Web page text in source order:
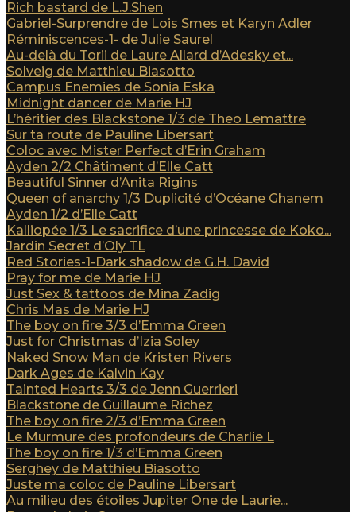
Rich bastard de L.J.Shen
Gabriel-Surprendre de Lois Smes et Karyn Adler
Réminiscences-1- de Julie Saurel
Au-delà du Torii de Laure Allard d’Adesky et...
Solveig de Matthieu Biasotto
Campus Enemies de Sonia Eska
Midnight dancer de Marie HJ
L’héritier des Blackstone 1/3 de Theo Lemattre
Sur ta route de Pauline Libersart
Coloc avec Mister Perfect d’Erin Graham
Ayden 2/2 Châtiment d’Elle Catt
Beautiful Sinner d’Anita Rigins
Queen of anarchy 1/3 Duplicité d’Océane Ghanem
Ayden 1/2 d’Elle Catt
Kalliopée 1/3 Le sacrifice d’une princesse de Koko...
Jardin Secret d’Oly TL
Red Stories-1-Dark shadow de G.H. David
Pray for me de Marie HJ
Just Sex & tattoos de Mina Zadig
Chris Mas de Marie HJ
The boy on fire 3/3 d’Emma Green
Just for Christmas d’Izia Soley
Naked Snow Man de Kristen Rivers
Dark Ages de Kalvin Kay
Tainted Hearts 3/3 de Jenn Guerrieri
Blackstone de Guillaume Richez
The boy on fire 2/3 d’Emma Green
Le Murmure des profondeurs de Charlie L
The boy on fire 1/3 d’Emma Green
Serghey de Matthieu Biasotto
Juste ma coloc de Pauline Libersart
Au milieu des étoiles Jupiter One de Laurie...